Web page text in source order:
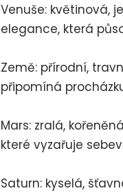
Venuše: květinová,
elegance, která
Země: přírodní,
připomíná
Mars: zralá,
které vyzařuje
Saturn: kyselá,